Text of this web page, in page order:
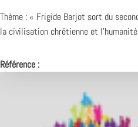
Thème : « Frigide Barjot sort du
la civilisation chrétienne et
Référence :